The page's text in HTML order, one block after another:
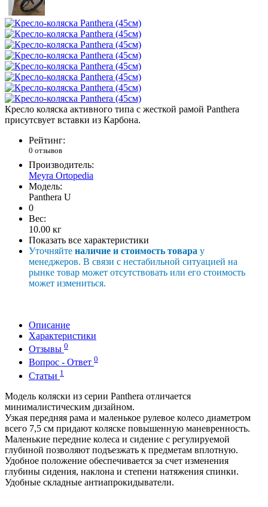
Кресло коляска активного типа с жесткой рамой Panthera
присутсвует вставки из Карбона.
Рейтинг:
0 отзывов
Производитель:
Meyra Ortopedia
Модель:
Panthera U
0
Вес:
10.00 кг
Показать все характеристики
Уточняйте наличие и стоимость товара у
менеджеров. В связи с нестабильной ситуацией на
рынке товар может отсутствовать или его стоимость
может измениться.
Описание
Характеристики
Отзывы 0
Вопрос - Ответ 0
Статьи 1
Модель коляски из серии Panthera отличается
минималистическим дизайном.
Узкая передняя рама и маленькое рулевое колесо диаметром
всего 7,5 см придают коляске повышенную маневренность.
Маленькие передние колеса и сидение с регулируемой
глубиной позволяют подъезжать к предметам вплотную.
Удобное положение обеспечивается за счет изменения
глубины сидения, наклона и степени натяжения спинки.
Удобные складные антиапрокидыватели.